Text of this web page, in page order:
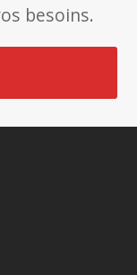
besoins.